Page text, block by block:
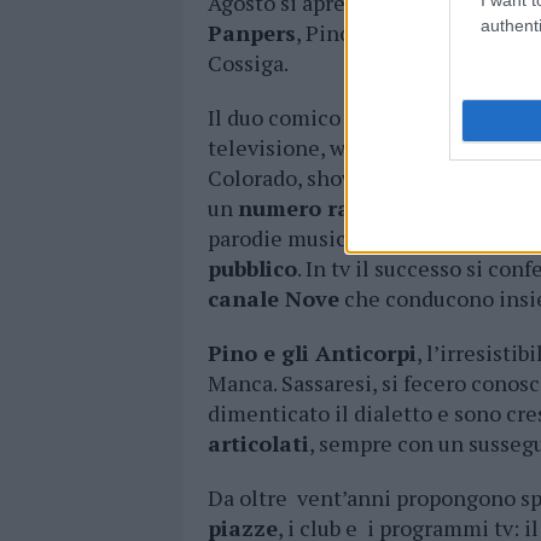
Panpers, Pino e gli Anticorpi ed
Cossiga.
Il duo comico composto da
televisione, web e cinema. Dopo
Colorado, show di Italia. Aprono
un numero ragguardevole
di
parodie musicali, divertenti
pubblico. In tv il successo si
canale Nove che conducono
Pino e gli Anticorpi,
Manca. Sassaresi, si fecero
dimenticato il dialetto e sono
articolati, sempre con un
Da oltre vent’anni propongono
piazze, i club e i programmi tv: